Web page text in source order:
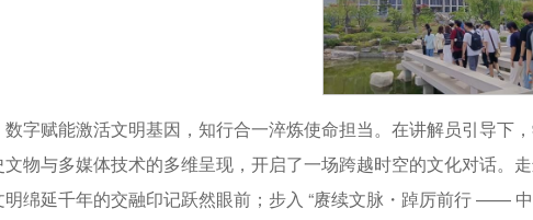
数字赋能激活文明基因，知行合一淬炼使命担当。在讲解员引导下
文物与多媒体技术的多维呈现，开启了一场跨越时空的文化对话。
明绵延千年的交融印记跃然眼前；步入 “赓续文脉・踔厉前行 ——